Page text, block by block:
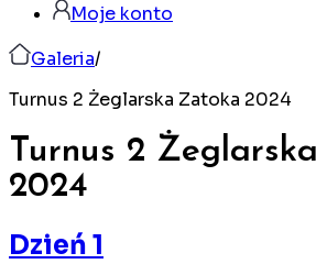
Moje konto
Galeria/
Turnus 2 Żeglarska Zatoka 2024
Turnus 2
2024
Dzień 1